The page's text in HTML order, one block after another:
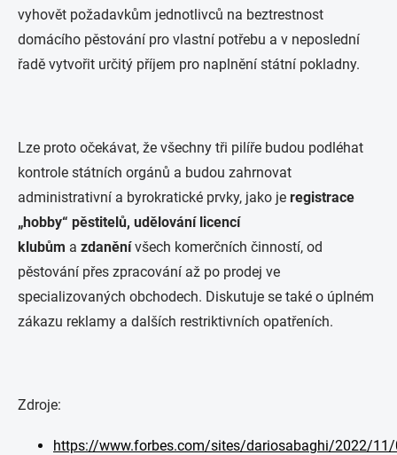
vyhovět požadavkům jednotlivců na beztrestnost
domácího pěstování pro vlastní potřebu a v neposlední
řadě vytvořit určitý příjem pro naplnění státní pokladny.
Lze proto očekávat, že všechny tři pilíře budou podléhat
kontrole státních orgánů a budou zahrnovat
administrativní a byrokratické prvky, jako je registrace
„hobby“ pěstitelů, udělování licencí
klubům a zdanění všech komerčních činností, od
pěstování přes zpracování až po prodej ve
specializovaných obchodech. Diskutuje se také o úplném
zákazu reklamy a dalších restriktivních opatřeních.
Zdroje:
https://www.forbes.com/sites/dariosabaghi/2022/